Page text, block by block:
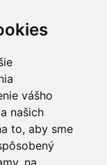
vášho
našich
to, aby sme
na